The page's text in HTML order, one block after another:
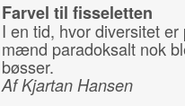
Farvel til fisseletten
I en tid, hvor diversitet
mænd paradoksalt nok
bøsser.
Af Kjartan Hansen